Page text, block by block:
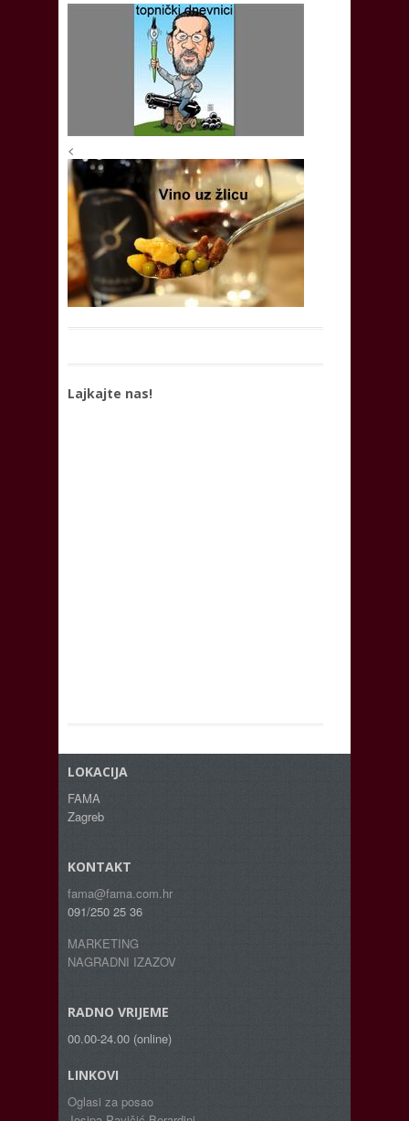
<
Lajkajte nas!
LOKACIJA
FAMA
Zagreb
KONTAKT
fama@fama.com.hr
091/250 25 36
MARKETING
NAGRADNI IZAZOV
RADNO VRIJEME
00.00-24.00 (online)
LINKOVI
Oglasi za posao